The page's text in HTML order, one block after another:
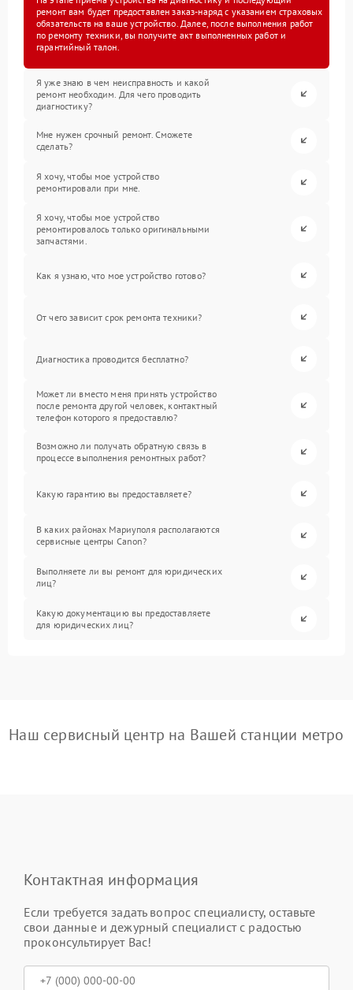
ремонт вам будет предоставлен заказ-наряд с указанием страховых
обязательств на ваше устройство. Далее, после выполнения работ
по ремонту техники, вы получите акт выполненных работ и
гарантийный талон.
Я уже знаю в чем неисправность и какой
ремонт необходим. Для чего проводить
диагностику?
Мне нужен срочный ремонт. Сможете
сделать?
Я хочу, чтобы мое устройство
ремонтировали при мне.
Я хочу, чтобы мое устройство
ремонтировалось только оригинальными
запчастями.
Как я узнаю, что мое устройство готово?
От чего зависит срок ремонта техники?
Диагностика проводится бесплатно?
Может ли вместо меня принять устройство
после ремонта другой человек, контактный
телефон которого я предоставлю?
Возможно ли получать обратную связь в
процессе выполнения ремонтных работ?
Какую гарантию вы предоставляете?
В каких районах Мариуполя располагаются
сервисные центры Canon?
Выполняете ли вы ремонт для юридических
лиц?
Какую документацию вы предоставляете
для юридических лиц?
Наш сервисный центр на Вашей станции метро
Контактная информация
Если требуется задать вопрос специалисту, оставьте
свои данные и дежурный специалист с радостью
проконсультирует Вас!